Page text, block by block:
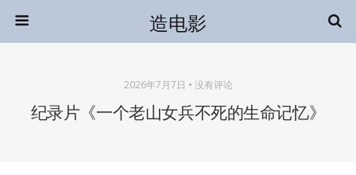
造电影
2026年7月7日 • 没有评论
纪录片《一个老山女兵不死的生命记忆》